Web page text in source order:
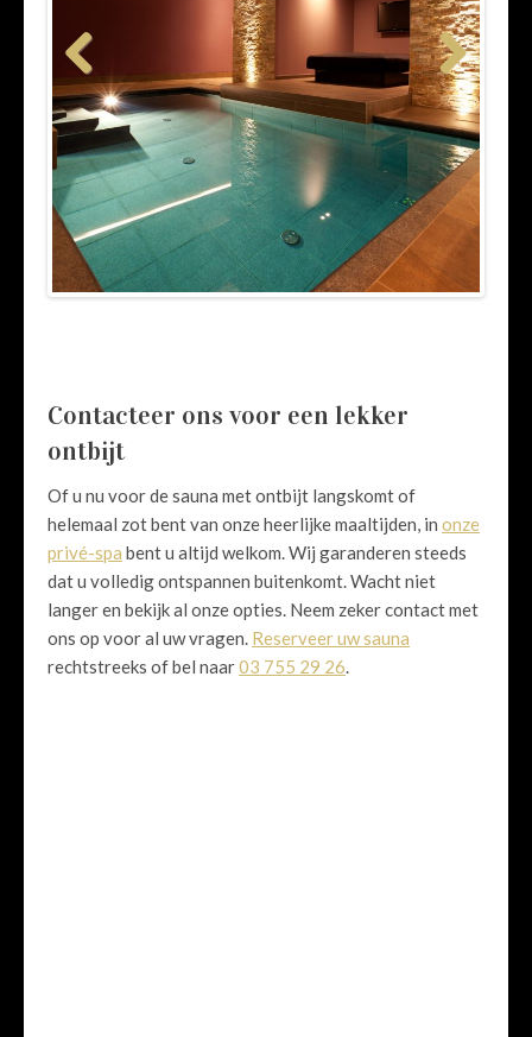
Previous Next
Contacteer ons voor een lekker
ontbijt
Of u nu voor de sauna met ontbijt langskomt of
helemaal zot bent van onze heerlijke maaltijden, in onze
privé-spa bent u altijd welkom. Wij garanderen steeds
dat u volledig ontspannen buitenkomt. Wacht niet
langer en bekijk al onze opties. Neem zeker contact met
ons op voor al uw vragen. Reserveer uw sauna
rechtstreeks of bel naar03 755 29 26